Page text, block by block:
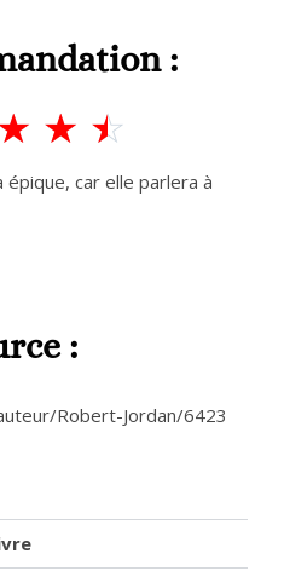
:
☆ ☆
car elle parlera à
:
Robert-Jordan/6423